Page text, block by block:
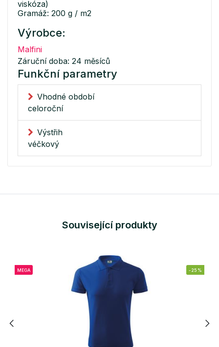
viskóza)
Gramáž: 200 g / m2
Výrobce:
Malfini
Záruční doba: 24 měsíců
Funkční parametry
Vhodné období
celoroční
Výstřih
véčkový
Související produkty
MEGA -25%